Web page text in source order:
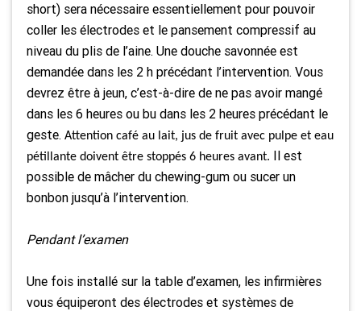
short) sera nécessaire essentiellement pour pouvoir
coller les électrodes et le pansement compressif au
niveau du plis de l’aine. Une douche savonnée est
demandée dans les 2 h précédant l’intervention. Vous
devrez être à jeun, c’est-à-dire de ne pas avoir mangé
dans les 6 heures ou bu dans les 2 heures précédant le
geste. Attention café au lait, jus de fruit avec pulpe et eau
pétillante doivent être stoppés 6 heures avant. Il est
possible de mâcher du chewing-gum ou sucer un
bonbon jusqu’à l’intervention.
Pendant l’examen
Une fois installé sur la table d’examen, les infirmières
vous équiperont des électrodes et systèmes de